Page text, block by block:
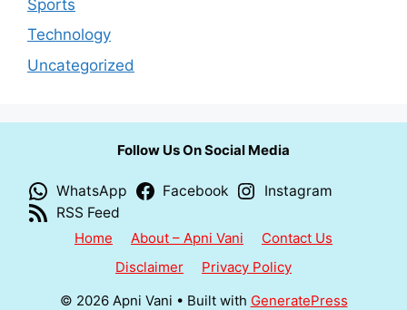
Sports
Technology
Uncategorized
Follow Us On Social Media
WhatsApp Facebook
Instagram
RSS Feed
Home
About – Apni Vani
Contact Us
Disclaimer
Privacy Policy
© 2026 Apni Vani • Built with GeneratePress